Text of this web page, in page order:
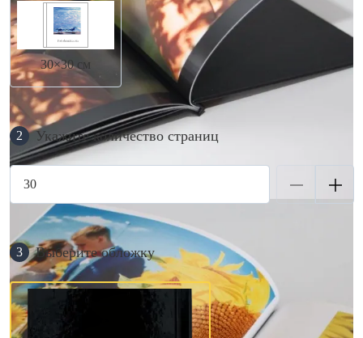
30×30 см
2 Укажите количество страниц
3 Выберите обложку